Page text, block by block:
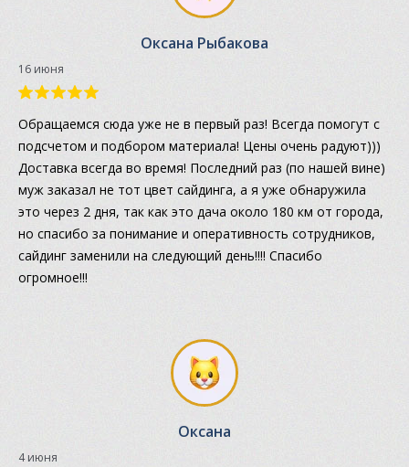
Оксана Рыбакова
16 июня
Обращаемся сюда уже не в первый раз! Всегда помогут с
подсчетом и подбором материала! Цены очень радуют)))
Доставка всегда во время! Последний раз (по нашей вине)
муж заказал не тот цвет сайдинга, а я уже обнаружила
это через 2 дня, так как это дача около 180 км от города,
но спасибо за понимание и оперативность сотрудников,
сайдинг заменили на следующий день!!!! Спасибо
огромное!!!
Оксана
4 июня